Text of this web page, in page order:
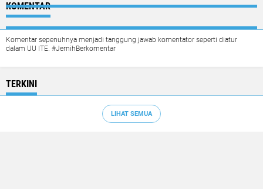
KOMENTAR
Komentar sepenuhnya menjadi tanggung jawab komentator seperti diatur
dalam UU ITE. #JernihBerkomentar
TERKINI
LIHAT SEMUA